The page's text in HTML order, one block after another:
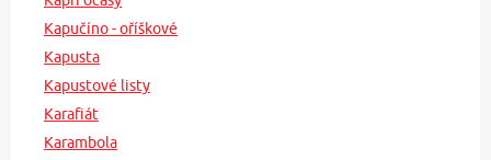
Kapučíno - oříškové
Kapusta
Kapustové listy
Karafiát
Karambola